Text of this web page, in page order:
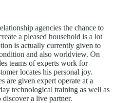
agencies the chance to
a pleased household is a lot
is actually currently given to
and also worldview. On
teams of experts work for
locates his personal joy.
are given expert operate at a
technological training as well as
discover a live partner.